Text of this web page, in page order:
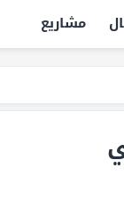
مشاريع